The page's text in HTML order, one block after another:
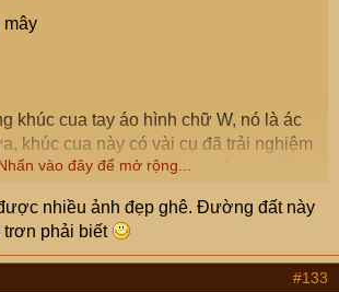
cứ chụp (phóng viên chiến trường các
mây
khúc cua tay áo hình chữ W, nó là ác
khúc cua này có vài cụ đã trải nghiệm
kiểm soát, bánh thò ra mép vực khi
vào đây để mở rộng...
nhiều ảnh đẹp ghê. Đường đất này
trơn phải biết
#133